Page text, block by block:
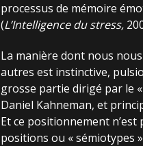
processus de mémoire
(L’Intelligence du stress,
La manière dont nous
autres est instinctive,
grosse partie dirigé par le «
Daniel Kahneman, et
Et ce positionnement
positions ou « sémiotypes